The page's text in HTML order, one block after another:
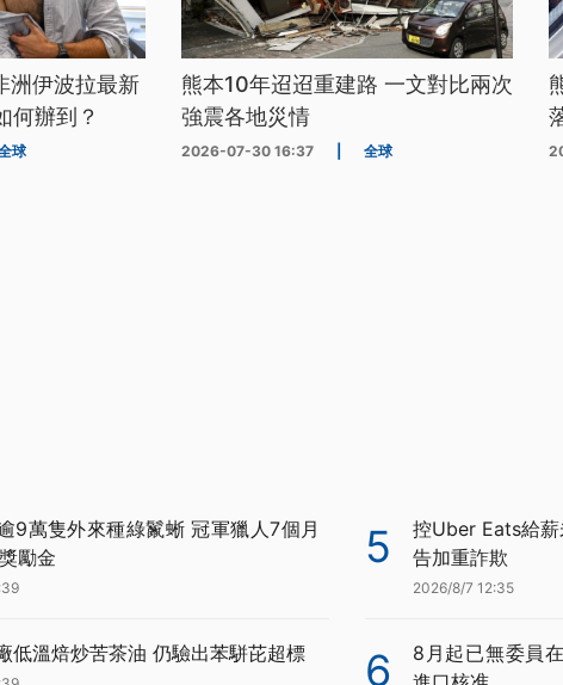
洲伊波拉最新
何辦到？
球
熊本10年迢迢重建路 一文對比兩次
強震各地災情
2026-07-30 16:37 全球
9萬隻外來種綠鬣蜥 冠軍獵人7個月
勵金
低溫焙炒苦茶油 仍驗出苯駢芘超標
5
控Uber Eats給
告加重詐欺
2026/8/7 12:35
6
8月起已無委員